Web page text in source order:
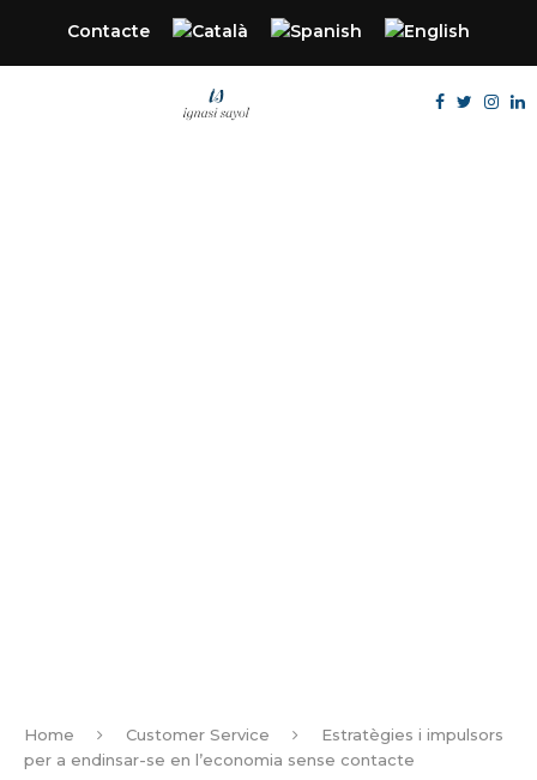
Contacte
Home Customer Service
Estratègies i impulsors
per a endinsar-se en l’economia sense contacte